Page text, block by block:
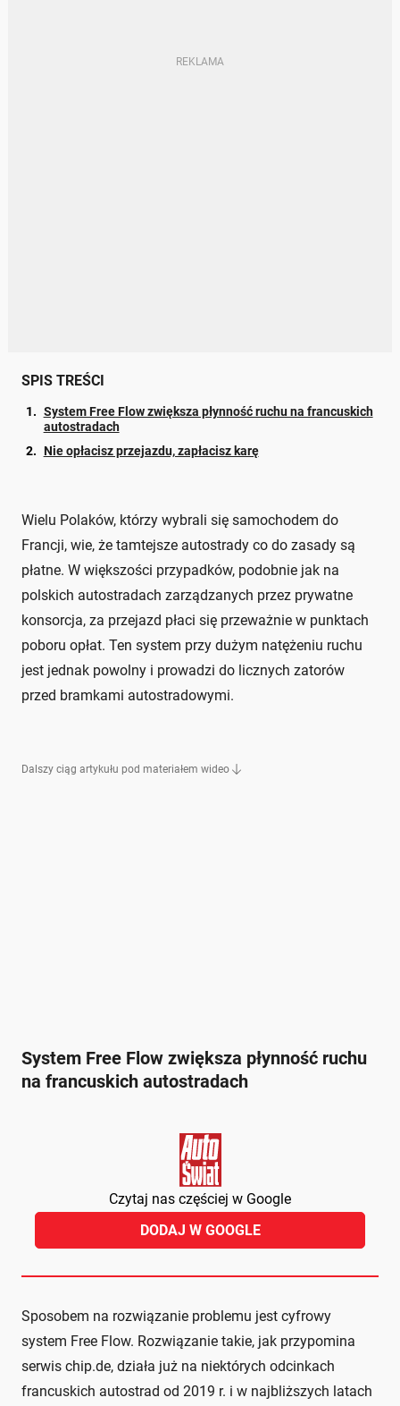
SPIS TREŚCI
System Free Flow zwiększa płynność ruchu na francuskich
autostradach
Nie opłacisz przejazdu, zapłacisz karę
Wielu Polaków, którzy wybrali się samochodem do
Francji, wie, że tamtejsze autostrady co do zasady są
płatne. W większości przypadków, podobnie jak na
polskich autostradach zarządzanych przez prywatne
konsorcja, za przejazd płaci się przeważnie w punktach
poboru opłat. Ten system przy dużym natężeniu ruchu
jest jednak powolny i prowadzi do licznych zatorów
przed bramkami autostradowymi.
Dalszy ciąg artykułu pod materiałem wideo
System Free Flow zwiększa płynność ruchu
na francuskich autostradach
Czytaj nas częściej w Google
DODAJ W GOOGLE
Sposobem na rozwiązanie problemu jest cyfrowy
system Free Flow. Rozwiązanie takie, jak przypomina
serwis chip.de, działa już na niektórych odcinkach
francuskich autostrad od 2019 r. i w najbliższych latach